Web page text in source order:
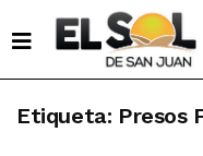
Etiqueta: Presos